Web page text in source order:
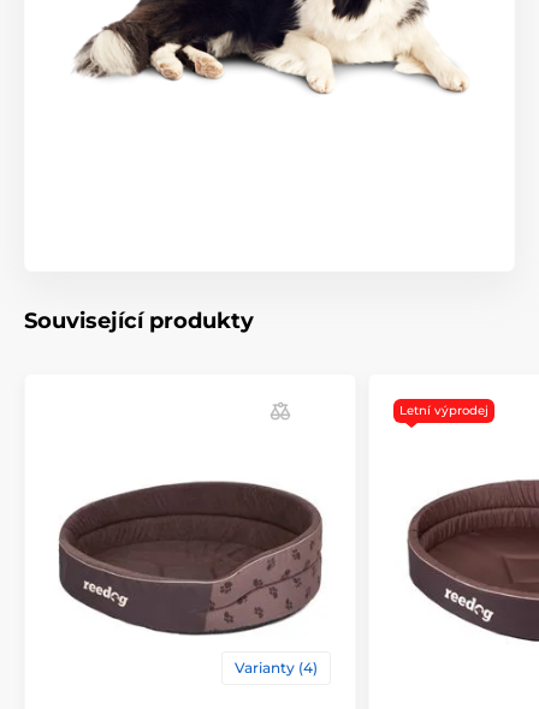
Související produkty
Varianty (4)
Letní výprodej